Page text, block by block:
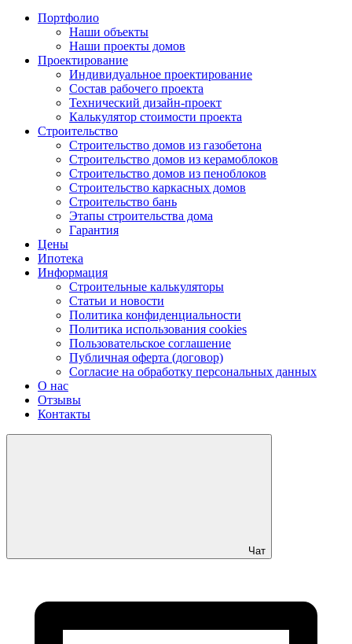
Портфолио
Наши объекты
Наши проекты домов
Проектирование
Индивидуальное проектирование
Состав рабочего проекта
Технический дизайн-проект
Калькулятор стоимости проекта
Строительство
Строительство домов из газобетона
Строительство домов из керамоблоков
Строительство домов из пеноблоков
Строительство каркасных домов
Строительство бань
Этапы строительства дома
Гарантия
Цены
Ипотека
Информация
Строительные калькуляторы
Статьи и новости
Политика конфиденциальности
Политика использования cookies
Пользовательское соглашение
Публичная оферта (договор)
Согласие на обработку персональных данных
О нас
Отзывы
Контакты
Чат